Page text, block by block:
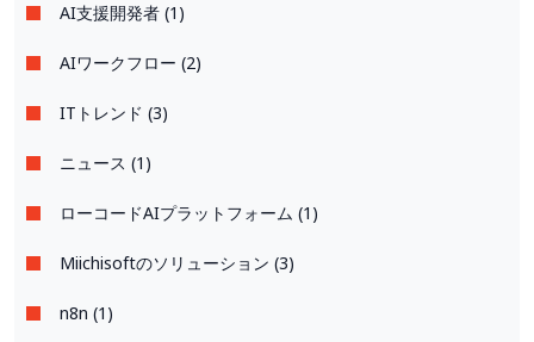
AI支援開発者 (1)
AIワークフロー (2)
ITトレンド (3)
ニュース (1)
ローコードAIプラットフォーム (1)
Miichisoftのソリューション (3)
n8n (1)